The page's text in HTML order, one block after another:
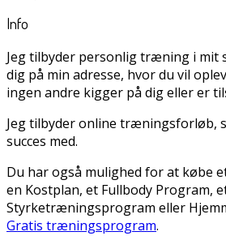
Info
Jeg tilbyder personlig træning i mit
dig på min adresse, hvor du vil
ingen andre kigger på dig eller er
Jeg tilbyder online træningsforløb,
succes med.
Du har også mulighed for at købe
en Kostplan, et Fullbody Program,
Styrketræningsprogram eller
Gratis træningsprogram.